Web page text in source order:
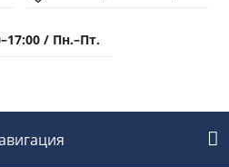
/ Пн.–Пт.